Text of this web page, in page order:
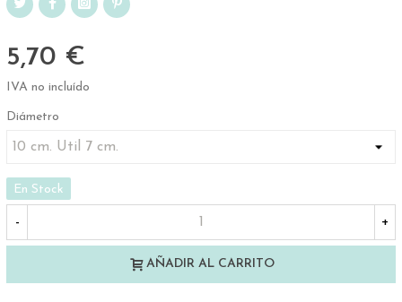
5,70 €
IVA no incluído
Diámetro
En Stock
- +
AÑADIR AL CARRITO